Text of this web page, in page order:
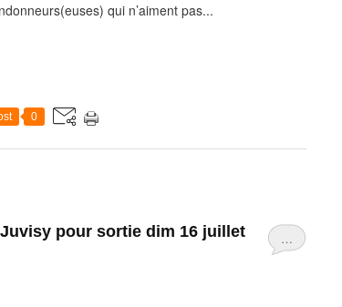
qui n’aiment pas...
0
…
pour sortie dim 16 juillet